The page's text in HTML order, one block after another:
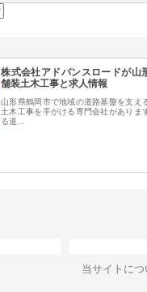
株式会社アドバンスロードが山
舗装土木工事と求人情報
山形県鶴岡市で地域の道路基盤を支え
土木工事を手がける専門会社がありま
る道…
当サイトにつ